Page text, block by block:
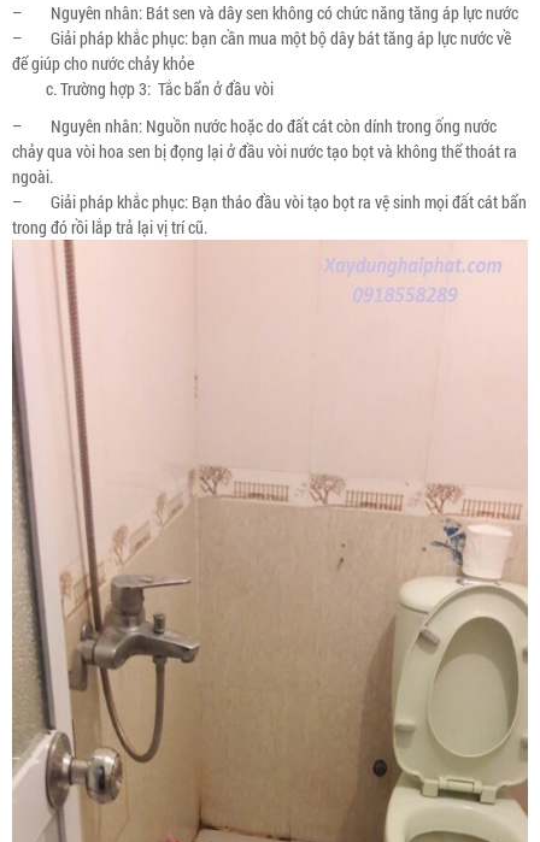
– Nguyên nhân: Bát sen và dây sen không có chức năng tăng áp lực nước
– Giải pháp khắc phục: bạn cần mua một bộ dây bát tăng áp lực nước về
để giúp cho nước chảy khỏe
Trường hợp 3: Tắc bẩn ở đầu vòi
– Nguyên nhân: Nguồn nước hoặc do đất cát còn dính trong ống nước
chảy qua vòi hoa sen bị đọng lại ở đầu vòi nước tạo bọt và không thể thoát ra
ngoài.
– Giải pháp khắc phục: Bạn tháo đầu vòi tạo bọt ra vệ sinh mọi đất cát bẩn
trong đó rồi lắp trả lại vị trí cũ.